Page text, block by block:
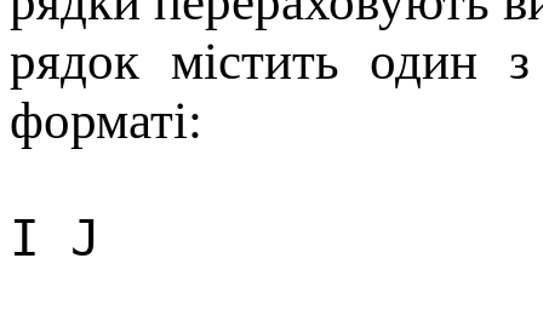
рядок містить один
форматі:
I J